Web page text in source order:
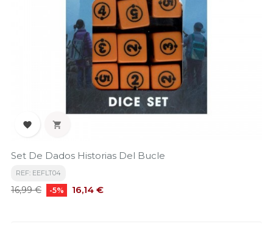
 
Set De Dados Historias Del Bucle
REF: EEFLT04
Precio
16,99 € -5% Precio
16,14 €